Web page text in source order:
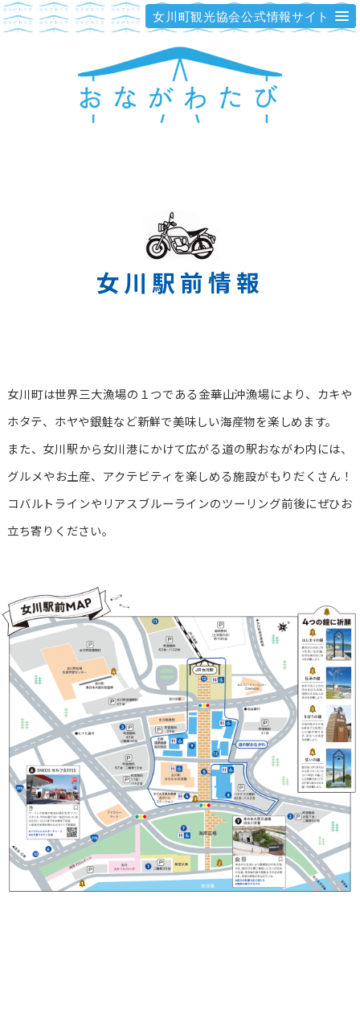
女川町観光協会公式情報サイト
女川駅前情報
女川町は世界三大漁場の１つである金華山沖漁場により、カキや
ホタテ、ホヤや銀鮭など新鮮で美味しい海産物を楽しめます。
また、女川駅から女川港にかけて広がる道の駅おながわ内には、
グルメやお土産、アクテビティを楽しめる施設がもりだくさん！
コバルトラインやリアスブルーラインのツーリング前後にぜひお
立ち寄りください。